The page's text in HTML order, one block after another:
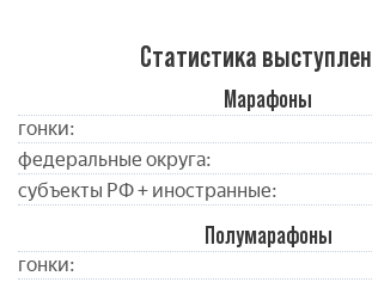
Статистика
Марафоны
гонки:
федеральные округа:
субъекты РФ + иностранные:
Полумарафоны
гонки: